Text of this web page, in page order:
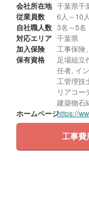
会社所在地 千葉県千
従業員数
6人～10人
自社職人数 3名～5名
対応エリア 千葉県
加入保険
工事保険
保有資格
足場組立
任者, イ
工管理技
リアコー
建築物石
ホームページhttps://
工事費